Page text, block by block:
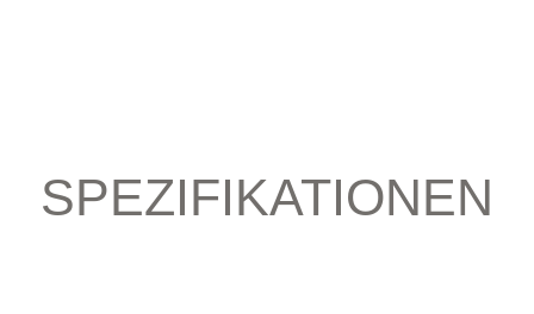
SPEZIFIKATIONEN